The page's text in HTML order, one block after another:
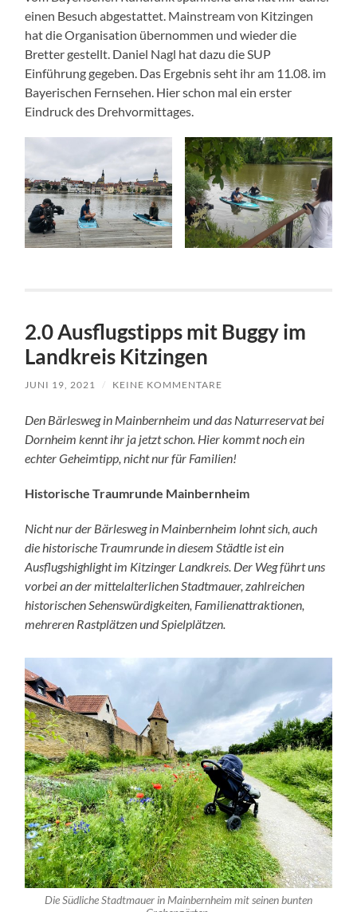
einen Besuch abgestattet. Mainstream von Kitzingen
hat die Organisation übernommen und wieder die
Bretter gestellt. Daniel Nagl hat dazu die SUP
Einführung gegeben. Das Ergebnis seht ihr am 11.08. im
Bayerischen Fernsehen. Hier schon mal ein erster
Eindruck des Drehvormittages.
2.0 Ausflugstipps mit Buggy im
Landkreis Kitzingen
JUNI 19, 2021 / KEINE KOMMENTARE
Den Bärlesweg in Mainbernheim und das Naturreservat bei
Dornheim kennt ihr ja jetzt schon. Hier kommt noch ein
echter Geheimtipp, nicht nur für Familien!
Historische Traumrunde Mainbernheim
Nicht nur der Bärlesweg in Mainbernheim lohnt sich, auch
die historische Traumrunde in diesem Städtle ist ein
Ausflugshighlight im Kitzinger Landkreis. Der Weg führt uns
vorbei an der mittelalterlichen Stadtmauer, zahlreichen
historischen Sehenswürdigkeiten, Familienattraktionen,
mehreren Rastplätzen und Spielplätzen.
Die Südliche Stadtmauer in Mainbernheim mit seinen bunten